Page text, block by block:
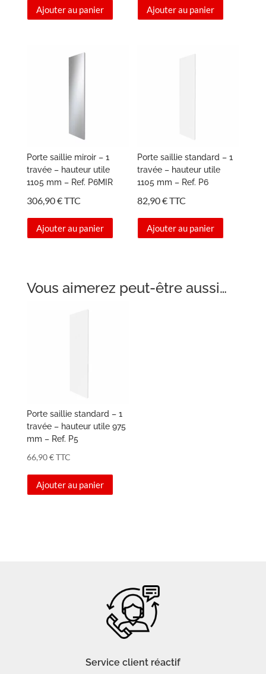
Ajouter au panier Ajouter au panier
Porte saillie miroir – 1
travée – hauteur utile
1105 mm – Ref. P6MIR
306,90€TTC
Ajouter au panier
Porte saillie standard – 1
travée – hauteur utile
1105 mm – Ref. P6
82,90€TTC
Ajouter au panier
Vous aimerez peut-être aussi…
Porte saillie standard – 1
travée – hauteur utile 975
mm – Ref. P5
66,90€TTC
Ajouter au panier
Service client réactif